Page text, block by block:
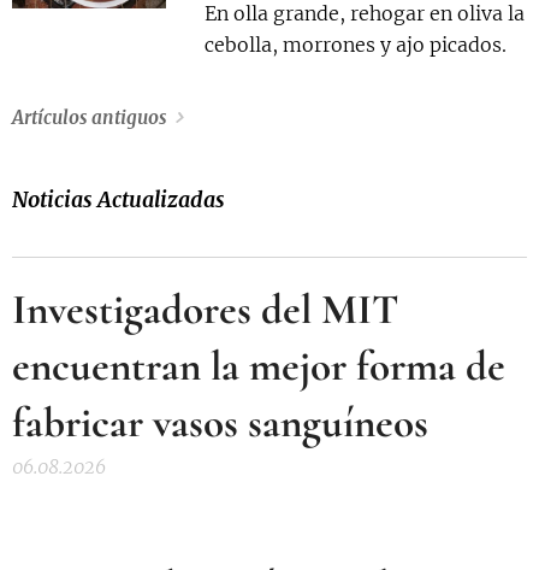
En olla grande, rehogar en oliva la
cebolla, morrones y ajo picados.
Artículos antiguos
Noticias Actualizadas
Investigadores del MIT
encuentran la mejor forma de
fabricar vasos sanguíneos
06.08.2026